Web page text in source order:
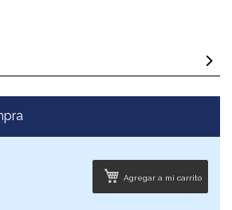
Agregar a mi carrito